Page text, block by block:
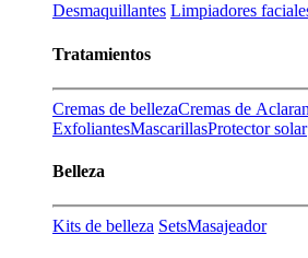
Desmaquillantes Limpiadores
Tratamientos
Cremas de bellezaCremas de
ExfoliantesMascarillasProtector solar
Belleza
Kits de belleza SetsMasajeador